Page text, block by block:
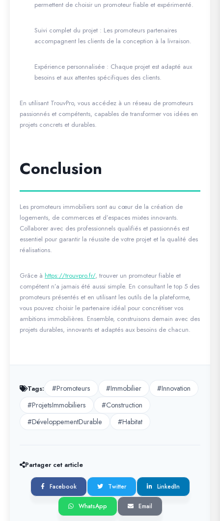
permettent de choisir un promoteur fiable et expérimenté.
Suivi complet du projet : Les promoteurs partenaires
accompagnent les clients de la conception à la livraison.
Expérience personnalisée : Chaque projet est adapté aux
besoins et aux attentes spécifiques des clients.
En utilisant TrouvPro, vous accédez à un réseau de promoteurs
passionnés et compétents, capables de transformer vos idées en
projets concrets et durables.
Conclusion
Les promoteurs immobiliers sont au cœur de la création de
logements, de commerces et d’espaces mixtes innovants.
Collaborer avec des professionnels qualifiés et passionnés est
essentiel pour garantir la réussite de votre projet et la qualité des
réalisations.
Grâce à https://trouvpro.fr/, trouver un promoteur fiable et
compétent n’a jamais été aussi simple. En consultant le top 5 des
promoteurs présentés et en utilisant les outils de la plateforme,
vous pouvez choisir le partenaire idéal pour concrétiser vos
ambitions immobilières. Ensemble, construisons demain avec des
projets durables, innovants et adaptés aux besoins de chacun.
Tags: #Promoteurs #Immobilier
#Innovation
#ProjetsImmobiliers
#Construction
#DéveloppementDurable
#Habitat
Partager cet article
Facebook Twitter LinkedIn
WhatsApp Email